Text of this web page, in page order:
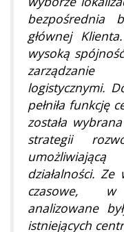
bezpośrednia
głównej
wysoką
zarządzanie
logistycznymi.
pełniła funkcję
została
strategii
działalności.
czasowe, w
analizowane
istniejących